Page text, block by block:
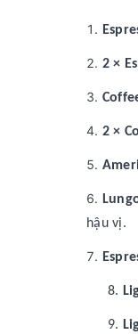
2 ×
2 ×
hậu vị.
8.
9.